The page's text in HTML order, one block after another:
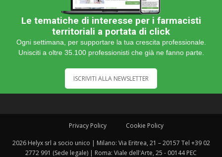
Le tematiche di interesse per i farmacisti
territoriali a portata di click
Ogni settimana, per supportare la tua crescita professionale.
Unisciti a oltre 35.100 professionisti che già ne fanno parte.
ISCRIVITI ALLA NEWSLETTER
Privacy Policy Cookie Policy
2026 Helyx srl a socio unico | Milano: Via Eritrea, 21 – 20157 Tel +39 02
2772 991 (Sede legale) | Roma: Viale dell'Arte, 25 - 00144 PEC